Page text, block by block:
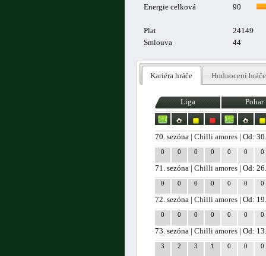
Energie celková
90
Plat
24149
Smlouva
44
Kariéra hráče Hodnocení hráče
Liga Pohar
70. sezóna |Chilli amores | Od:
0 0 0 0 0 0 0
71. sezóna |Chilli amores | Od:
0 0 0 0 0 0 0
72. sezóna |Chilli amores | Od:
0 0 0 0 0 0 0
73. sezóna |Chilli amores | Od:
3 2 3 1 0 0 0